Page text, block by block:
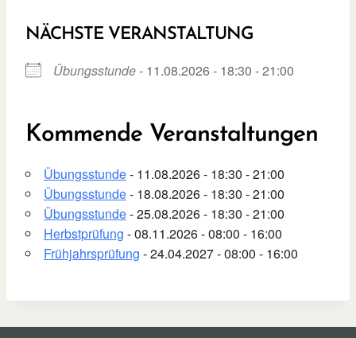
NÄCHSTE VERANSTALTUNG
Übungsstunde- 11.08.2026 - 18:30 - 21:00
Kommende Veranstaltungen
Übungsstunde- 11.08.2026 - 18:30 - 21:00
Übungsstunde- 18.08.2026 - 18:30 - 21:00
Übungsstunde- 25.08.2026 - 18:30 - 21:00
Herbstprüfung - 08.11.2026 - 08:00 - 16:00
Frühjahrsprüfung - 24.04.2027 - 08:00 - 16:00